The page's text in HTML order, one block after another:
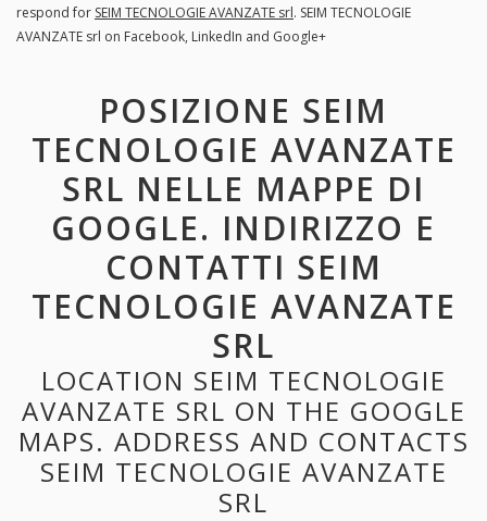
respond for SEIM TECNOLOGIE AVANZATE srl. SEIM TECNOLOGIE
AVANZATE srl on Facebook, LinkedIn and Google+
POSIZIONE SEIM
TECNOLOGIE AVANZATE
SRL NELLE MAPPE DI
GOOGLE. INDIRIZZO E
CONTATTI SEIM
TECNOLOGIE AVANZATE
SRL
LOCATION SEIM TECNOLOGIE
AVANZATE SRL ON THE GOOGLE
MAPS. ADDRESS AND CONTACTS
SEIM TECNOLOGIE AVANZATE
SRL